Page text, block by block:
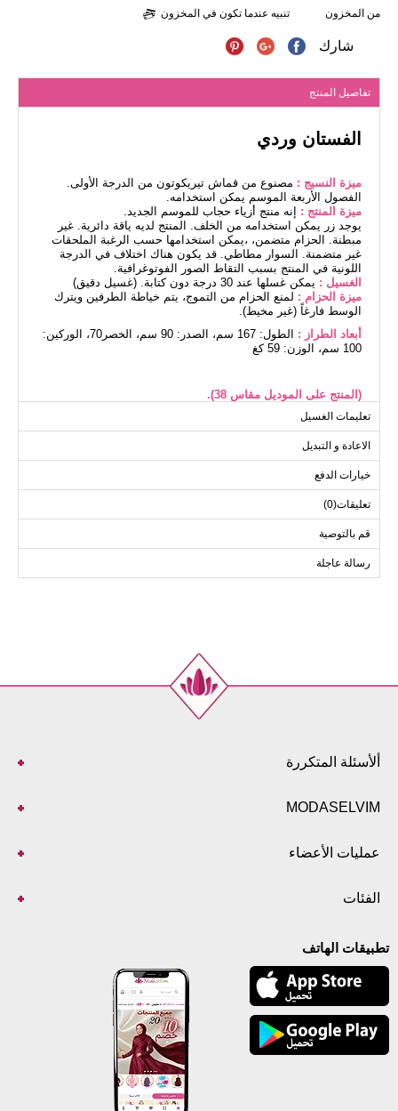
من المخزون تنبيه عندما تكون في المخزون
شارك
تفاصيل المنتج
الفستان وردي
ميزة النسيج : مصنوع من قماش تيريكوتون من الدرجة الأولى.
الفصول الأربعة الموسم يمكن استخدامه.
ميزة المنتج : إنه منتج أزياء حجاب للموسم الجديد.
يوجد زر يمكن استخدامه من الخلف. المنتج لديه ياقة دائرية. غير
مبطنة. الحزام متضمن، ،يمكن استخدامها حسب الرغبة الملحقات
غير متضمنة. السوار مطاطي. قد يكون هناك اختلاف في الدرجة
اللونية في المنتج بسبب التقاط الصور الفوتوغرافية.
الغسيل : يمكن غسلها عند 30 درجة دون كتابة. (غسيل دقيق)
ميزة الحزام : لمنع الحزام من التموج، يتم خياطة الطرفين ويترك
الوسط فارغاً (غير مخيط).
أبعاد الطراز :
الطول: 167 سم، الصدر: 90 سم، الخصر70، الوركين:
100 سم، الوزن: 59 كغ
(المنتج على الموديل مقاس 38).
الحجم
40
104
136
تعليمات الغسيل
الاعادة و التبديل
خيارات الدفع
تعليقات(0)
قم بالتوصية
رسالة عاجلة
ألأسئلة المتكررة
MODASELVIM
عمليات الأعضاء
الفئات
تطبيقات الهاتف